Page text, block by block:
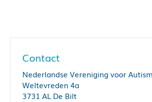
Contact
Nederlandse Vereniging voor
Weltevreden 4a
3731 AL De Bilt